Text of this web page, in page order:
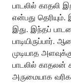
பாடலில் காதலி
என்பது
இது. இந்தப்
பாடியிருப்பார்.
முடியாத
பாடலில் காதலன்
அருமையாக